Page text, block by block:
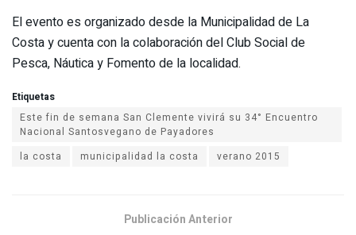
El evento es organizado desde la Municipalidad de La
Costa y cuenta con la colaboración del Club Social de
Pesca, Náutica y Fomento de la localidad.
Etiquetas
Este fin de semana San Clemente vivirá su 34° Encuentro
la costa
municipalidad la costa verano 2015
Publicación Anterior